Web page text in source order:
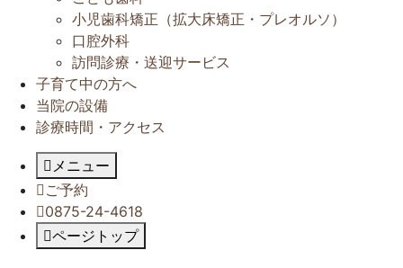
小児歯科矯正（拡大床矯正・プレオルソ）
口腔外科
訪問診療・送迎サービス
子育て中の方へ
当院の設備
診療時間・アクセス
メニュー
ご予約
0875-24-4618
ページトップ